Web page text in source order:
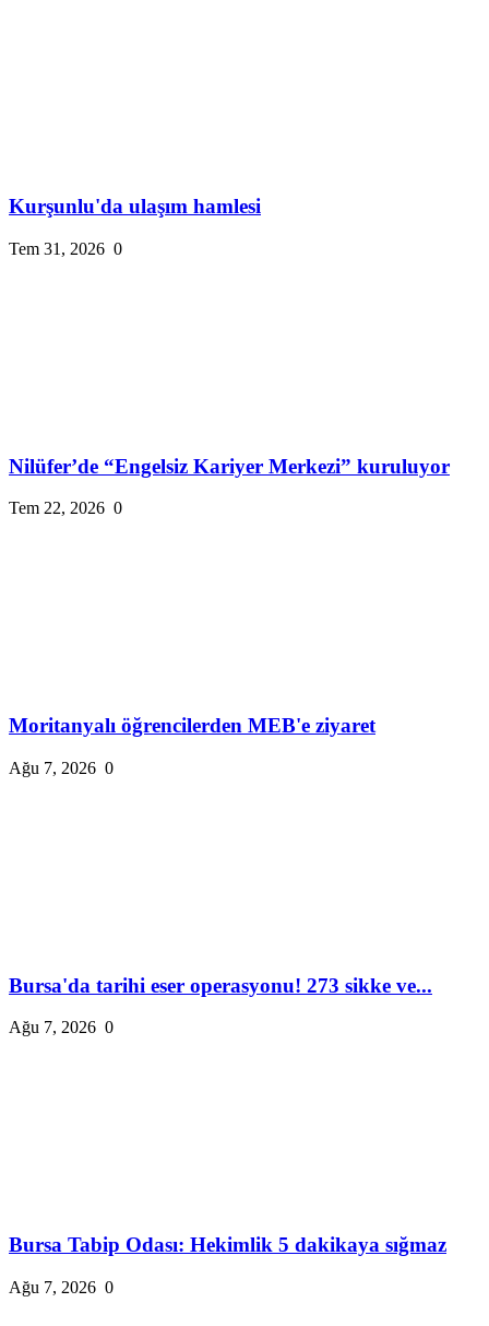
Kurşunlu'da ulaşım hamlesi
Tem 31, 2026 0
Nilüfer’de “Engelsiz Kariyer Merkezi” kuruluyor
Tem 22, 2026 0
Moritanyalı öğrencilerden MEB'e ziyaret
Ağu 7, 2026 0
Bursa'da tarihi eser operasyonu! 273 sikke ve...
Ağu 7, 2026 0
Bursa Tabip Odası: Hekimlik 5 dakikaya sığmaz
Ağu 7, 2026 0